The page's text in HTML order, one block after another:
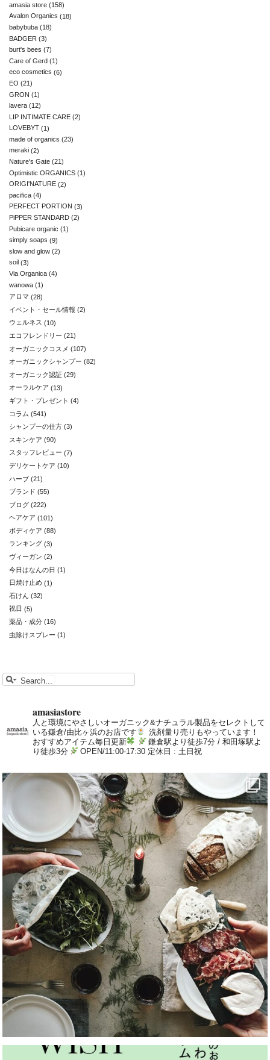
amasia store (158)
Avalon Organics (18)
babybuba (18)
BADGER (3)
burt's bees (7)
Care of Gerd (1)
eco cosmetics (6)
EO (21)
GRON (1)
lavera (12)
LIP INTIMATE CARE (2)
LOVEBYT (1)
made of organics (23)
meraki (2)
Nature's Gate (21)
Optimistic ORGANICS (1)
ORIGI'NATURE (2)
pacifica (4)
PERFECT PORTION (3)
PiPPER STANDARD (2)
Pubicare organic (1)
simply soaps (9)
slow and glow (2)
soil (3)
Via Organica (4)
wanowa (1)
アロマ (28)
イベント・セール情報 (2)
ウェルネス (10)
エコフレンドリー (21)
オーガニックコスメ (107)
オーガニックシャンプー (82)
オーガニック認証 (29)
オーラルケア (13)
ギフト・プレゼント (4)
コラム (541)
シャンプーの仕方 (3)
スキンケア (90)
スタッフレビュー (7)
デリケートケア (10)
ハーブ (21)
ブランド (55)
ブログ (222)
ヘアケア (101)
ボディケア (88)
ランキング (3)
ヴィーガン (2)
今日はなんの日 (1)
日焼け止め (1)
石けん (32)
祝日 (5)
薬品・成分 (16)
虫除けスプレー (1)
amasiastore
人と環境にやさしいオーガニック&ナチュラル製品をセレクトして
いる鎌倉/由比ヶ浜のお店です
洗剤量り売りもやっています！
おすすめアイテム毎日更新
鎌倉駅より徒歩7分 / 和田塚駅よ
り徒歩3分
OPEN/11:00-17:30 定休日 : 土日祝